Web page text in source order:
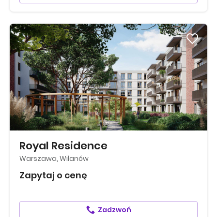
Royal Residence
Warszawa, Wilanów
Zapytaj o cenę
Zadzwoń